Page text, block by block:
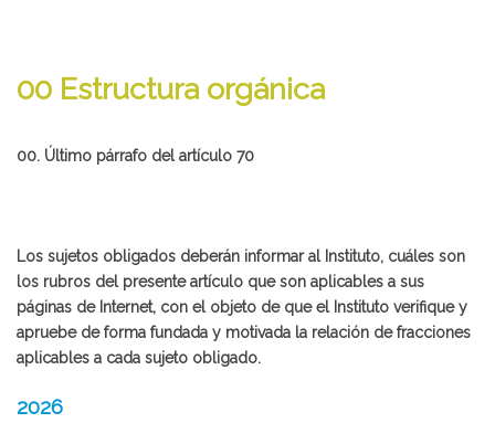
00 Estructura orgánica
00. Último párrafo del artículo 70
Los sujetos obligados deberán informar al Instituto, cuáles son
los rubros del presente artículo que son aplicables a sus
páginas de Internet, con el objeto de que el Instituto verifique y
apruebe de forma fundada y motivada la relación de fracciones
aplicables a cada sujeto obligado.
2026